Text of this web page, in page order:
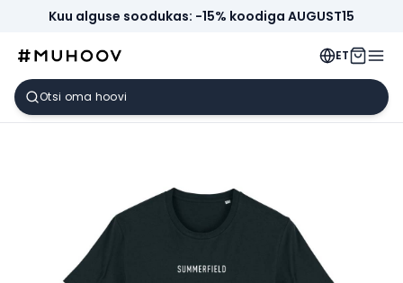
Kuu alguse soodukas: -15% koodiga AUGUST15
ET